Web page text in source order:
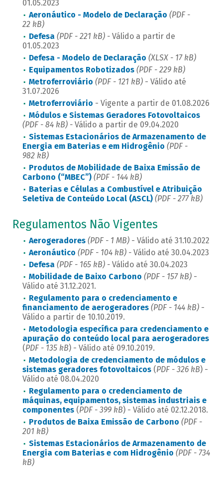
01.05.2023
Aeronáutico - Modelo de Declaração (PDF -
22 kB)
Defesa (PDF - 221 kB) - Válido a partir de
01.05.2023
Defesa - Modelo de Declaração (XLSX - 17 kB)
Equipamentos Robotizados(PDF - 229 kB)
Metroferroviário (PDF - 121 kB) - Válido até
31.07.2026
Metroferroviário - Vigente a partir de 01.08.2026
Módulos e Sistemas Geradores Fotovoltaicos
(PDF - 84 kB) - Válido a partir de 09.04.2020
Sistemas Estacionários de Armazenamento de
Energia em Baterias e em Hidrogênio (PDF -
982 kB)
Produtos de Mobilidade de Baixa Emissão de
Carbono (“MBEC”) (PDF - 144 kB)
Baterias e Células a Combustível e Atribuição
Seletiva de Conteúdo Local (ASCL) (PDF - 277 kB)
Regulamentos Não Vigentes
Aerogeradores (PDF - 1 MB)- Válido até 31.10.2022
Aeronáutico (PDF - 104 kB) - Válido até 30.04.2023
Defesa (PDF - 165 kB) - Válido até 30.04.2023
Mobilidade de Baixo Carbono (PDF - 157 kB)-
Válido até 31.12.2021.
Regulamento para o credenciamento e
financiamento de aerogeradores (PDF - 144 kB) -
Válido a partir de 10.10.2019.
Metodologia específica para credenciamento e
apuração do conteúdo local para aerogeradores
(PDF - 135 kB) - Válido até 09.10.2019.
Metodologia de credenciamento de módulos e
sistemas geradores fotovoltaicos(PDF - 326 kB) -
Válido até 08.04.2020
Regulamento para o credenciamento de
máquinas, equipamentos, sistemas industriais e
componentes(PDF - 399 kB) - Válido até 02.12.2018.
Produtos de Baixa Emissão de Carbono (PDF -
201 kB)
Sistemas Estacionários de Armazenamento de
Energia com Baterias e com Hidrogênio (PDF - 734
kB)